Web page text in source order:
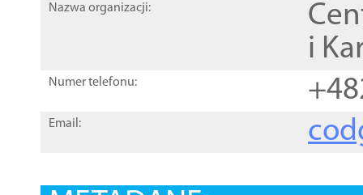
Nazwa organizacji:
i
Numer telefonu:
Email: